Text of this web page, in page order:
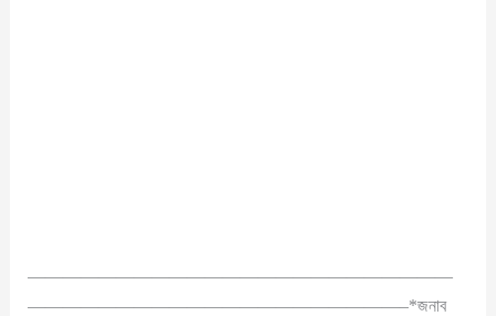
————————————————————————
—————————————————————–*জনাব